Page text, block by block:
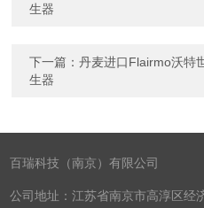
生器
下一篇：丹麦进口Flairmo沃特
生器
百瑞科技（南京）有限公司
公司地址：江苏省南京市高淳区经